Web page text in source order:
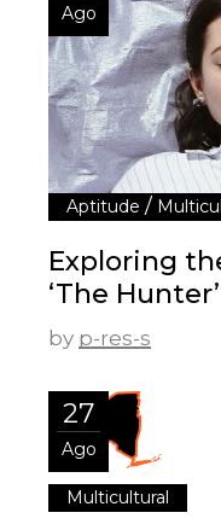
Ago
Aptitude /
Exploring
‘The
by p-res-s
27
Ago
Multicultural